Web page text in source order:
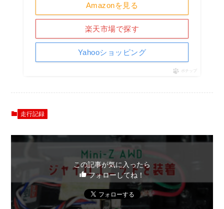
Amazonを見る
楽天市場で探す
Yahooショッピング
ポチップ
走行記録
この記事が気に入ったら
フォローしてね！